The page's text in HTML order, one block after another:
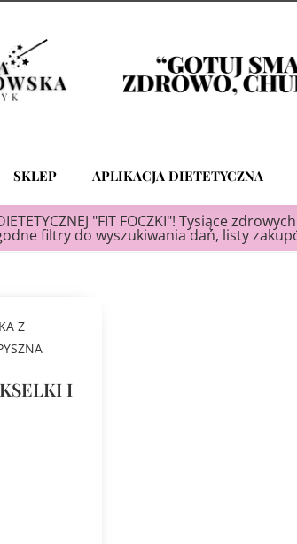
SKLEP APLIKACJA DIETETYCZNA
"FIT FOCZKI"! Tysiące
filtry do wyszukiwania dań, listy
I